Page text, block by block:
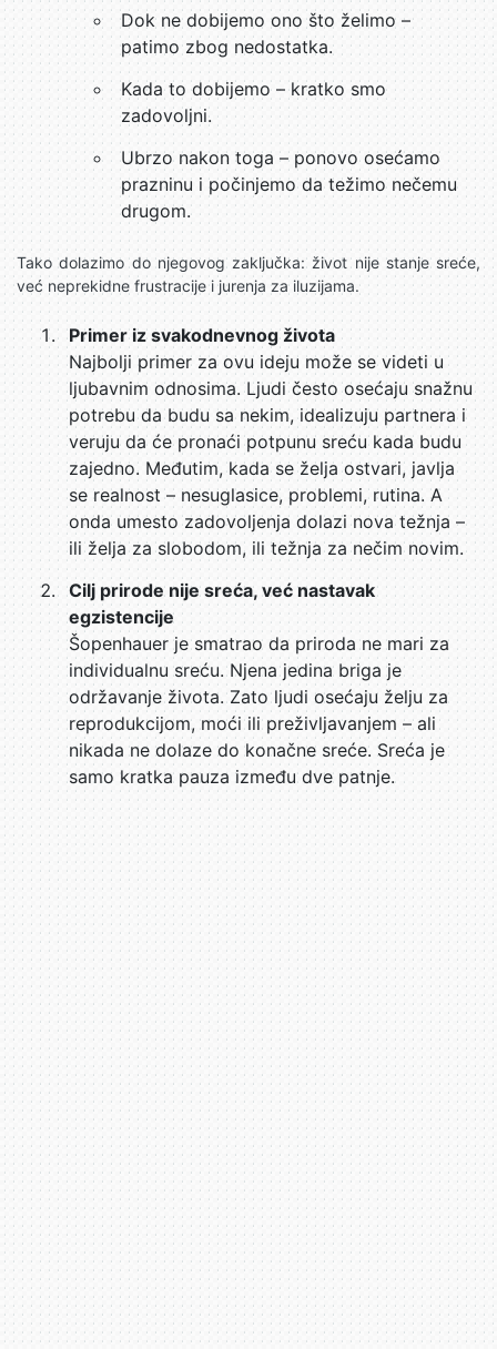
Dok ne dobijemo ono što želimo –
patimo zbog nedostatka.
Kada to dobijemo – kratko smo
zadovoljni.
Ubrzo nakon toga – ponovo osećamo
prazninu i počinjemo da težimo nečemu
drugom.
Tako dolazimo do njegovog zaključka: život nije stanje sreće,
već neprekidne frustracije i jurenja za iluzijama.
Primer iz svakodnevnog života
Najbolji primer za ovu ideju može se videti u
ljubavnim odnosima. Ljudi često osećaju snažnu
potrebu da budu sa nekim, idealizuju partnera i
veruju da će pronaći potpunu sreću kada budu
zajedno. Međutim, kada se želja ostvari, javlja
se realnost – nesuglasice, problemi, rutina. A
onda umesto zadovoljenja dolazi nova težnja –
ili želja za slobodom, ili težnja za nečim novim.
Cilj prirode nije sreća, već nastavak
egzistencije
Šopenhauer je smatrao da priroda ne mari za
individualnu sreću. Njena jedina briga je
održavanje života. Zato ljudi osećaju želju za
reprodukcijom, moći ili preživljavanjem – ali
nikada ne dolaze do konačne sreće. Sreća je
samo kratka pauza između dve patnje.